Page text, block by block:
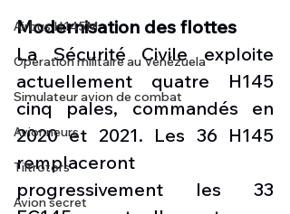
Airbus H145M
Opération militaire au Vénézuela
Simulateur avion de combat
Avionneurs
Tiltrotors
Avion secret
Modernisation des flottes
La Sécurité Civile exploite
actuellement quatre H145
cinq pales, commandés en
2020 et 2021. Les 36 H145
remplaceront
progressivement les 33